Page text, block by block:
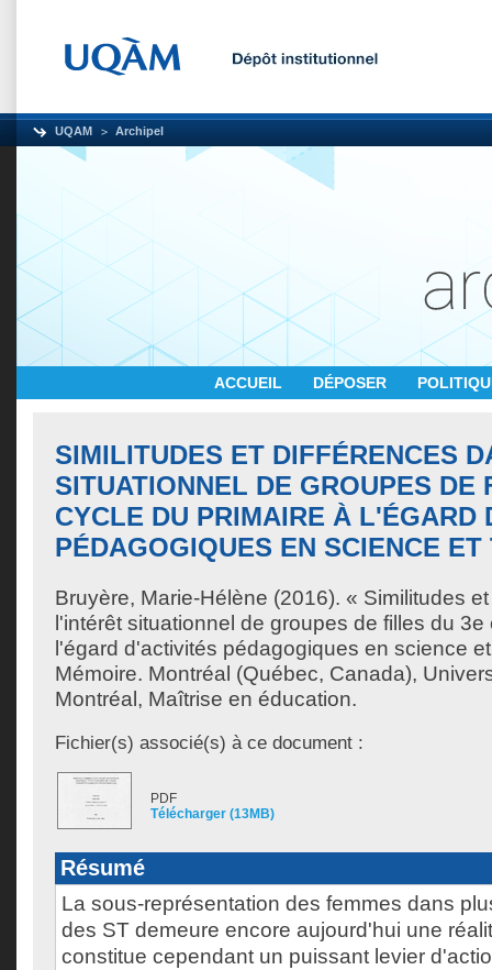
UQAM Archipel
ACCUEIL DÉPOSER
SIMILITUDES ET DIFFÉRENCES
SITUATIONNEL DE GROUPES DE
CYCLE DU PRIMAIRE À L'ÉGARD
PÉDAGOGIQUES EN SCIENCE
Bruyère, Marie-Hélène (2016). « Similitudes
l'intérêt situationnel de groupes de filles du
l'égard d'activités pédagogiques en science
Mémoire. Montréal (Québec, Canada),
Montréal, Maîtrise en éducation.
Fichier(s) associé(s) à ce document :
PDF
Télécharger (13MB)
Résumé
La sous-représentation des femmes dans
des ST demeure encore aujourd'hui une
constitue cependant un puissant levier